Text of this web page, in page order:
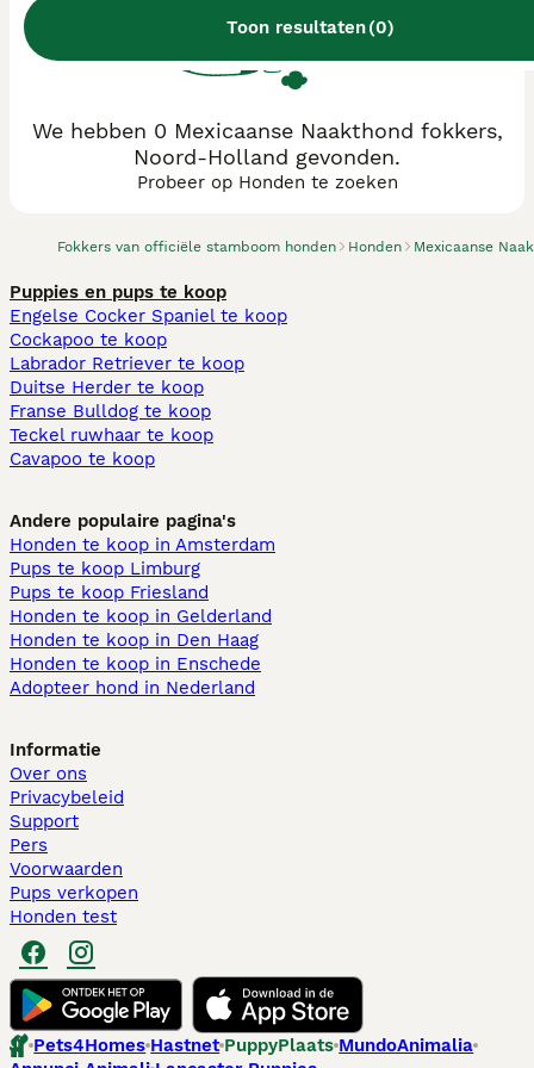
Toon resultaten(0)
Fokkers van officiële stamboom honden Honden Mexicaanse
We hebben 0 Mexicaanse Naakthond fokkers,
Noord-Holland gevonden.
Probeer op Honden te zoeken
Puppies en pups te koop
Engelse Cocker Spaniel te koop
Cockapoo te koop
Labrador Retriever te koop
Duitse Herder te koop
Franse Bulldog te koop
Teckel ruwhaar te koop
Cavapoo te koop
Andere populaire pagina's
Honden te koop in Amsterdam
Pups te koop Limburg​
Pups te koop Friesland​
Honden te koop in Gelderland
Honden te koop in Den Haag
Honden te koop in Enschede
Adopteer hond in Nederland
Informatie
Over ons
Privacybeleid
Support
Pers
Voorwaarden
Pups verkopen
Honden test
Pets4Homes Hastnet PuppyPlaats MundoAnimalia